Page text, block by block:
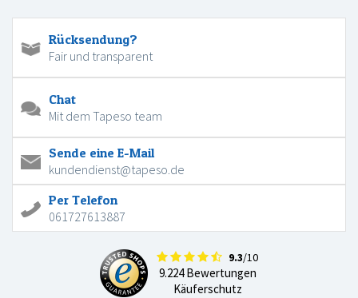
Rücksendung?
Fair und transparent
Chat
Mit dem Tapeso team
Sende eine E-Mail
kundendienst@tapeso.de
Per Telefon
061727613887
9.3/10
9.224 Bewertungen
Käuferschutz